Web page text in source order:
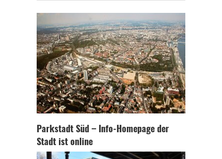
Parkstadt Süd – Info-Homepage der
Stadt ist online